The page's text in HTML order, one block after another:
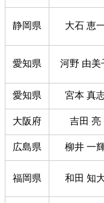
静岡県 大石 恵
愛知県 河野 由美
愛知県 宮本 真
大阪府 吉田 亮
広島県 柳井 一
福岡県 和田 知